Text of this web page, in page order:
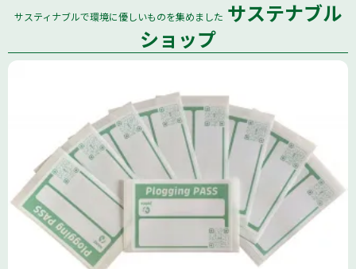
サスティナブルで環境に優しいものを集めました サステナブル
ショップ